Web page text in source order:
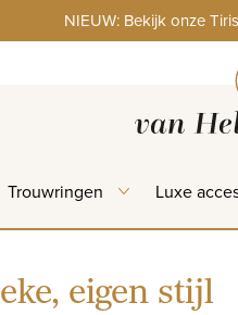
NIEUW: Bekijk onze
Trouwringen Luxe
eigen stijl